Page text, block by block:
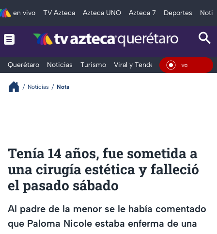
en vivo TV Azteca Azteca UNO Azteca 7 Deportes
Querétaro Noticias Turismo Viral y Tendencia Clima En
Noticias Nota
Tenía 14 años, fue sometida a
una cirugía estética y falleció
el pasado sábado
Al padre de la menor se le había comentado
que Paloma Nicole estaba enferma de una